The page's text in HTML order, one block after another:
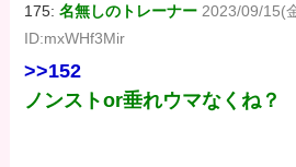
175:名無しのトレーナー 2023/09/15(
ID:mxWHf3Mir
>>152
ノンストor垂れウマなくね？